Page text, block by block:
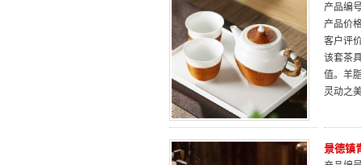
产品编
产品价
客户评
该套茶
值。羊
灵动之
景德镇